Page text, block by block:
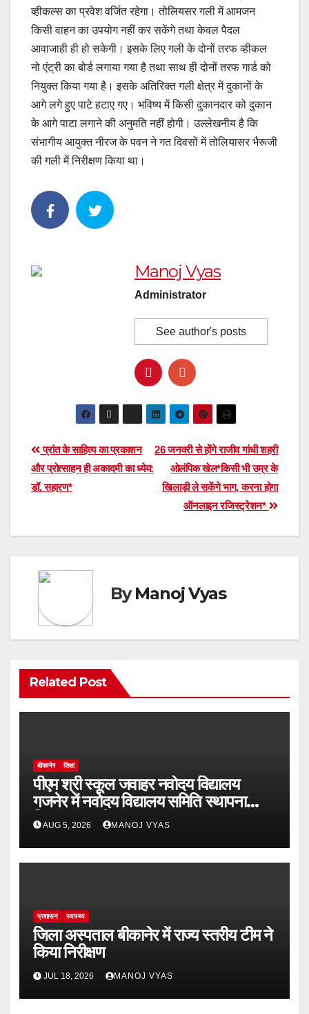
व्हीकल्स का प्रवेश वर्जित रहेगा। तोलियसर गली में आमजन
किसी वाहन का उपयोग नहीं कर सकेंगे तथा केवल पैदल
आवाजाही ही हो सकेगी। इसके लिए गली के दोनों तरफ व्हीकल
नो एंट्री का बोर्ड लगाया गया है तथा साथ ही दोनों तरफ गार्ड को
नियुक्त किया गया है। इसके अतिरिक्त गली क्षेत्र में दुकानों के
आगे लगे हुए पाटे हटाए गए। भविष्य में किसी दुकानदार को दुकान
के आगे पाटा लगाने की अनुमति नहीं होगी। उल्लेखनीय है कि
संभागीय आयुक्त नीरज के पवन ने गत दिवसों में तोलियासर भैरूजी
की गली में निरीक्षण किया था।
Manoj Vyas
Administrator
See author's posts
Post
navigation
26 जनवरी से होंगे राजीव गांधी शहरी
ओलंपिक खेल*किसी भी उम्र के
खिलाड़ी ले सकेंगे भाग, करना होगा
ऑनलाइन रजिस्ट्रेशन*
प्रांत के साहित्य का प्रकाशन
और प्रोत्साहन ही अकादमी का ध्येय:
डॉ. सहारण*
ByManoj Vyas
Related Post
बीकानेर शिक्षा
पीएम श्री स्कूल जवाहर नवोदय विद्यालय
गजनेर में नवोदय विद्यालय समिति स्थापना
दिवस का आयोजन
AUG 5, 2026 MANOJ VYAS
प्रशासन स्वास्थ्य
जिला अस्पताल बीकानेर में राज्य स्तरीय टीम ने
किया निरीक्षण
JUL 18, 2026 MANOJ VYAS